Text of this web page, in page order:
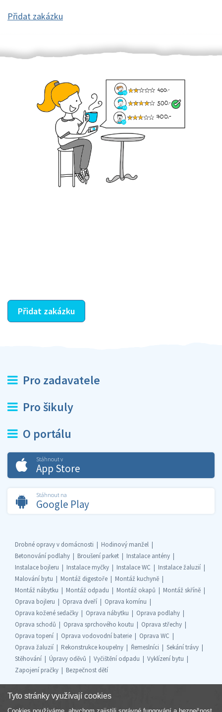
Přidat zakázku
Přidat zakázku
Pro zadavatele
Pro šikuly
O portálu
Stáhnout v
App Store
Stáhnout na
Google Play
Drobné opravy v domácnosti
Hodinový manžel
Betonování podlahy
Broušení parket
Instalace antény
Instalace bojleru
Instalace myčky Instalace WC
Instalace žaluzií
Malování bytu
Montáž digestoře
Montáž kuchyně
Montáž nábytku
Montáž odpadu Montáž okapů
Montáž skříně
Oprava bojleru
Oprava dveří
Oprava komínu
Oprava kožené sedačky
Oprava nábytku
Oprava podlahy
Oprava schodů
Oprava sprchového koutu
Oprava střechy
Oprava topení
Oprava vodovodní baterie
Oprava WC
Oprava žaluzií
Rekonstrukce koupelny Řemeslníci
Sekání trávy
Stěhování
Úpravy oděvů Vyčištění odpadu
Vyklízení bytu
Zapojení pračky
Bezpečnost dětí
Tyto stránky využívají cookies